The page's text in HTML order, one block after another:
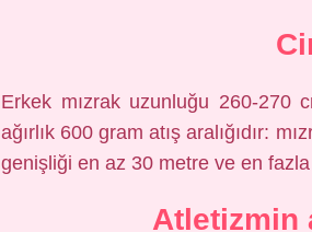
Erkek mızrak uzunluğu 260-270
ağırlık 600 gram atış aralığıdır:
genişliği en az 30 metre ve en fazla
Atletizmin